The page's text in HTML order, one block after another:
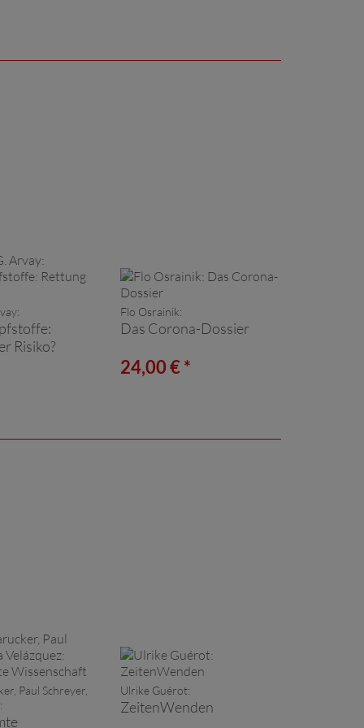
Risiko?
Flo Osrainik:
Das Corona-Dossier
24,00 € *
Paul Schreyer,
Ulrike Guérot:
ZeitenWenden